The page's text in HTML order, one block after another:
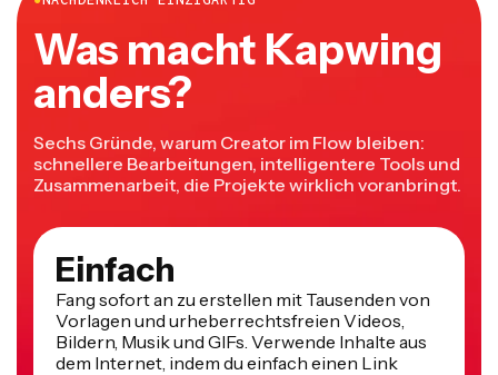
Was macht Kapwing
anders?
schnellere Bearbeitungen, intelligentere Tools und
Zusammenarbeit, die Projekte wirklich voranbringt.
Einfach
Fang sofort an zu erstellen mit Tausenden von
Vorlagen und urheberrechtsfreien Videos,
Bildern, Musik und GIFs. Verwende Inhalte aus
dem Internet, indem du einfach einen Link
einfügst.